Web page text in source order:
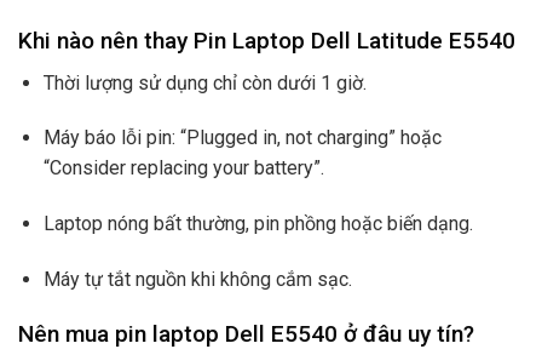
Khi nào nên thay Pin Laptop Dell Latitude E5540
Thời lượng sử dụng chỉ còn dưới 1 giờ.
Máy báo lỗi pin: “Plugged in, not charging” hoặc
“Consider replacing your battery”.
Laptop nóng bất thường, pin phồng hoặc biến dạng.
Máy tự tắt nguồn khi không cắm sạc.
Nên mua pin laptop Dell E5540 ở đâu uy tín?